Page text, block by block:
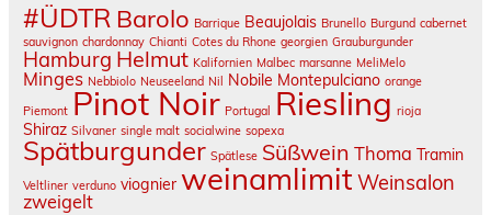
#ÜDTR Barolo Barrique Beaujolais Brunello Burgund cabernet
sauvignon chardonnay Chianti Cotes du Rhone georgien Grauburgunder
Hamburg Helmut Kalifornien Malbec marsanne MeliMelo
Minges Nebbiolo Neuseeland Nil Nobile Montepulciano orange
Piemont Pinot Noir Portugal Riesling rioja
Shiraz Silvaner single malt socialwine sopexa
Spätburgunder Spätlese Süßwein Thoma Tramin
Veltliner verduno viognier weinamlimit Weinsalon
zweigelt